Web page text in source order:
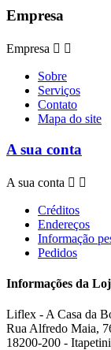
Empresa
Empresa  
Sobre
Serviços
Contato
Mapa do site
A sua conta
A sua conta  
Créditos
Endereços
Informação
Pedidos
Informações da
Liflex - A Casa da
Rua Alfredo Maia,
18200-200 -